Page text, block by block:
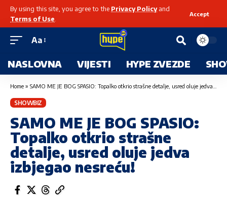
By using this site, you agree to the Privacy Policyand
Terms of Use
Accept
Aa
NASLOVNA VIJESTI HYPE ZVEZDE
Home » SAMO ME JE BOG SPASIO: Topalko otkrio strašne detalje, usred oluje jedva izbjegao nesreću!
SHOWBIZ
SAMO ME JE BOG SPASIO:
Topalko otkrio strašne
detalje, usred oluje jedva
izbjegao nesreću!